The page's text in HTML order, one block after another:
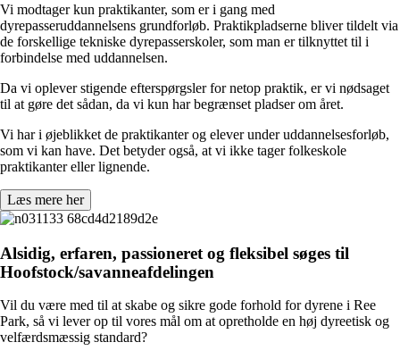
Vi modtager kun praktikanter, som er i gang med
dyrepasseruddannelsens grundforløb. Praktikpladserne bliver tildelt via
de forskellige tekniske dyrepasserskoler, som man er tilknyttet til i
forbindelse med uddannelsen.
Da vi oplever stigende efterspørgsler for netop praktik, er vi nødsaget
til at gøre det sådan, da vi kun har begrænset pladser om året.
Vi har i øjeblikket de praktikanter og elever under uddannelsesforløb,
som vi kan have. Det betyder også, at vi ikke tager folkeskole
praktikanter eller lignende.
Læs mere her
Alsidig, erfaren, passioneret og fleksibel søges til
Hoofstock/savanneafdelingen
Vil du være med til at skabe og sikre gode forhold for dyrene i Ree
Park, så vi lever op til vores mål om at opretholde en høj dyreetisk og
velfærdsmæssig standard?